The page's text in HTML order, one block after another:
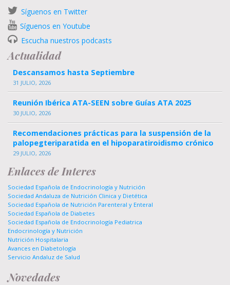
Síguenos en Twitter
Síguenos en Youtube
Escucha nuestros podcasts
Actualidad
Descansamos hasta Septiembre
31 JULIO, 2026
Reunión Ibérica ATA-SEEN sobre Guías ATA 2025
30 JULIO, 2026
Recomendaciones prácticas para la suspensión de la
palopegteriparatida en el hipoparatiroidismo crónico
29 JULIO, 2026
Enlaces de Interes
Sociedad Española de Endocrinología y Nutrición
Sociedad Andaluza de Nutrición Clinica y Dietética
Sociedad Española de Nutrición Parenteral y Enteral
Sociedad Española de Diabetes
Sociedad Española de Endocrinología Pediatrica
Endocrinología y Nutrición
Nutrición Hospitalaria
Avances en Diabetología
Servicio Andaluz de Salud
Novedades